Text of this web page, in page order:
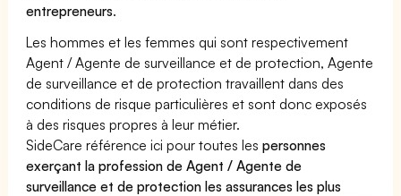
entrepreneurs.
Les hommes et les femmes qui sont respectivement
Agent / Agente de surveillance et de protection, Agente
de surveillance et de protection travaillent dans des
conditions de risque particulières et sont donc exposés
à des risques propres à leur métier.
SideCare référence ici pour toutes lespersonnes
exerçant la profession de Agent / Agente de
surveillance et de protection les assurances les plus